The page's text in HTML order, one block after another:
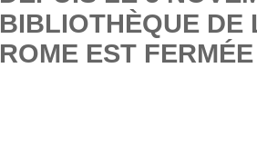
BIBLIOTHÈQUE DE
ROME EST